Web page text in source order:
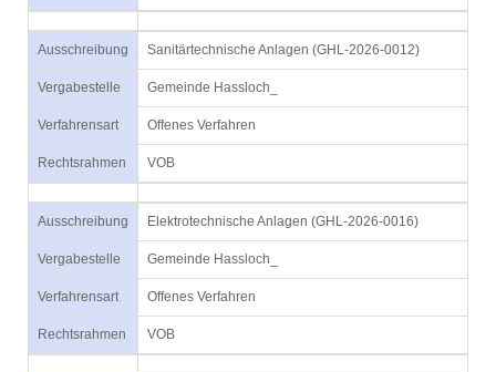
Ausschreibung Sanitärtechnische Anlagen (GHL-2026-0012)
Vergabestelle Gemeinde Hassloch_
Verfahrensart Offenes Verfahren
Rechtsrahmen VOB
Ausschreibung Elektrotechnische Anlagen (GHL-2026-0016)
Vergabestelle Gemeinde Hassloch_
Verfahrensart Offenes Verfahren
Rechtsrahmen VOB